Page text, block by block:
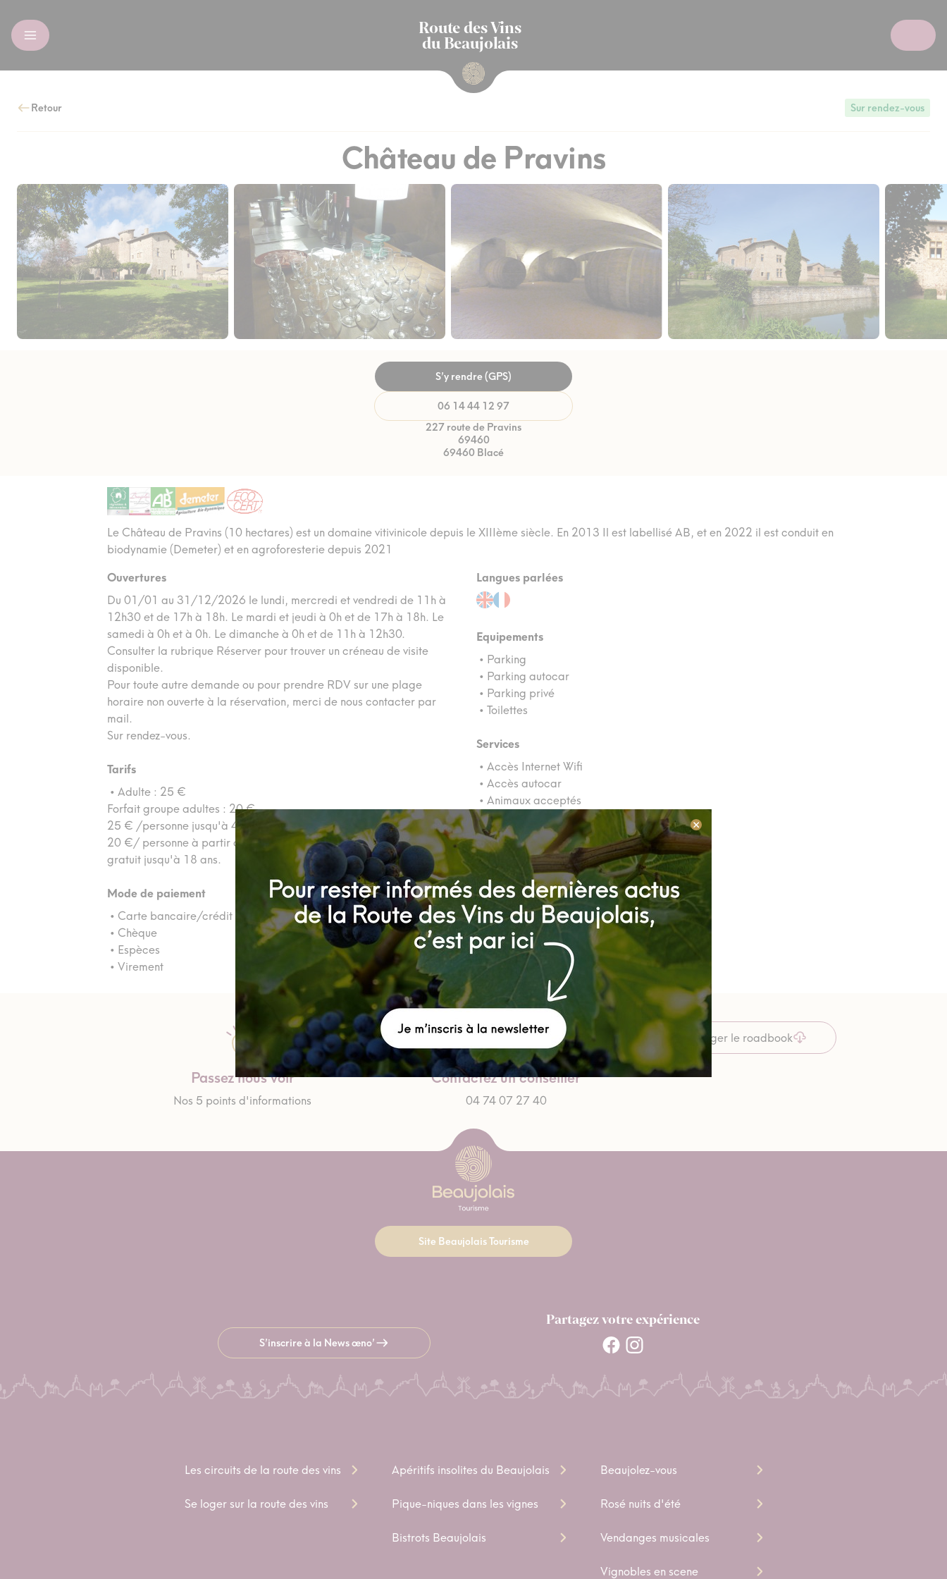
Route des Vins
du Beaujolais
Retour Sur rendez-vous
Château de Pravins
S’y rendre (GPS)
06 14 44 12 97
227 route de Pravins
69460
69460 Blacé
Le Château de Pravins (10 hectares) est un domaine vitivinicole depuis le XIIIème siècle. En 2013 Il est labellisé AB, et en 2022 il est conduit en
biodynamie (Demeter) et en agroforesterie depuis 2021
Ouvertures
Du 01/01 au 31/12/2026 le lundi, mercredi et vendredi de 11h à
12h30 et de 17h à 18h. Le mardi et jeudi à 0h et de 17h à 18h. Le
samedi à 0h et à 0h. Le dimanche à 0h et de 11h à 12h30.
Consulter la rubrique Réserver pour trouver un créneau de visite
disponible.
Pour toute autre demande ou pour prendre RDV sur une plage
horaire non ouverte à la réservation, merci de nous contacter par
mail.
Sur rendez-vous.
Tarifs
• Adulte : 25 €
Forfait groupe adultes : 20 €.
25 € /personne jusqu'à 4 adultes
20 €/ personne à partir de 5 adultes
gratuit jusqu'à 18 ans.
Mode de paiement
• Carte bancaire/crédit
• Chèque
• Espèces
• Virement
Langues parlées
Equipements
• Parking
• Parking autocar
• Parking privé
• Toilettes
Services
• Accès Internet Wifi
• Accès autocar
• Animaux acceptés
• Boutique en ligne
• Documentation touristique
• Exportation internationale
• Hébergement
• Informations touristiques
• Livraison à domicile
• Vente à la propriété
• Visites guidées
Passez nous voir
Nos 5 points d'informations
Contactez un conseiller
04 74 07 27 40
Télécharger le roadbook
Site Beaujolais Tourisme
S’inscrire à la News œno’
Partagez votre expérience
Les circuits de la route des vins
Se loger sur la route des vins
Apéritifs insolites du Beaujolais
Pique-niques dans les vignes
Bistrots Beaujolais
Beaujolez-vous
Rosé nuits d'été
Vendanges musicales
Vignobles en scene